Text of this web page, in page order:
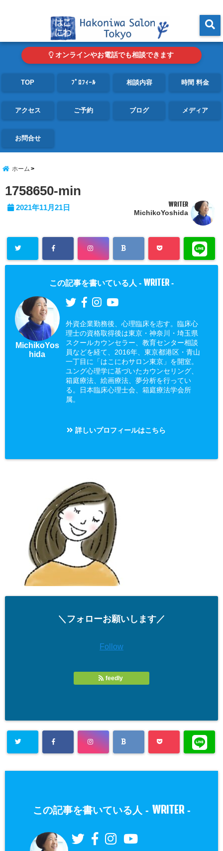
オンラインやお電話でも相談できます
TOP ﾌﾟﾛﾌｨｰﾙ 相談内容 時間 料金
アクセス ご予約 ブログ メディア
お問合せ
ホーム
1758650-min
2021年11月21日 WRITER
MichikoYoshida
この記事を書いている人 - WRITER -
MichikoYos
hida
外資企業勤務後、心理臨床を志す。臨床心
理士の資格取得後は東京・神奈川・埼玉県
スクールカウンセラー、教育センター相談
員などを経て、2016年、東京都港区・青山
一丁目に「はこにわサロン東京」を開室。
ユング心理学に基づいたカウンセリング、
箱庭療法、絵画療法、夢分析を行ってい
る。日本臨床心理士会、箱庭療法学会所
属。
詳しいプロフィールはこちら
＼フォローお願いします／
Follow
feedly
この記事を書いている人 - WRITER-